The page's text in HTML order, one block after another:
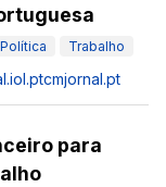
Política Trabalho
cmjornal.pt
para